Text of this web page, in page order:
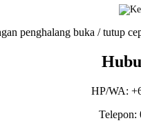
penghalang buka / tutup
HP/WA:
Telepon: